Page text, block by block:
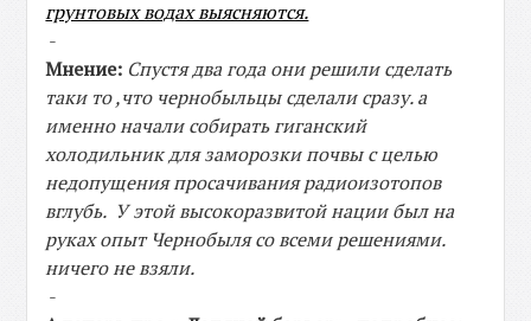
грунтовых водах выясняются.
-
Мнение: Спустя два года они решили сделать
таки то ,что чернобыльцы сделали сразу. а
именно начали собирать гиганский
холодильник для заморозки почвы с целью
недопущения просачивания радиоизотопов
вглубь. У этой высокоразвитой нации был на
руках опыт Чернобыля со всеми решениями.
ничего не взяли.
-